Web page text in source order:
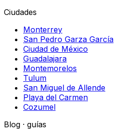
Ciudades
Monterrey
San Pedro Garza García
Ciudad de México
Guadalajara
Montemorelos
Tulum
San Miguel de Allende
Playa del Carmen
Cozumel
Blog · guías